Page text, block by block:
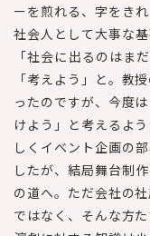
ーを煎れる、字をき
社会人として大事な
「社会に出るのはま
「考えよう」と。教
ったのですが、今度
けよう」と考えるよ
しくイベント企画の
したが、結局舞台制
の道へ。ただ会社の
ではなく、そんな方